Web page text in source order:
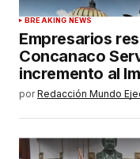
BREAKING NEWS
Empresarios
Concanaco
incremento al
por Redacción Mundo